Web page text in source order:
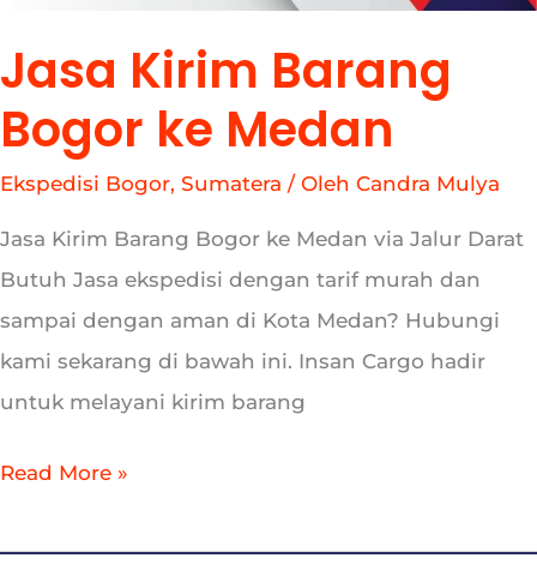
Jasa Kirim Barang
Bogor ke Medan
Ekspedisi Bogor, Sumatera / Oleh Candra Mulya
Jasa Kirim Barang Bogor ke Medan via Jalur Darat
Butuh Jasa ekspedisi dengan tarif murah dan
sampai dengan aman di Kota Medan? Hubungi
kami sekarang di bawah ini. Insan Cargo hadir
untuk melayani kirim barang
Read More »